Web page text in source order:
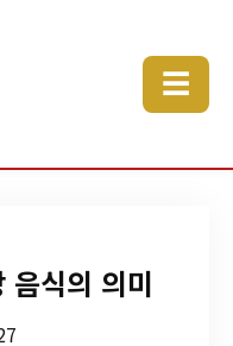
☰
음식의 의미